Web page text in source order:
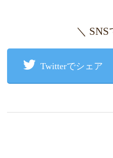
＼
Twitterでシェア